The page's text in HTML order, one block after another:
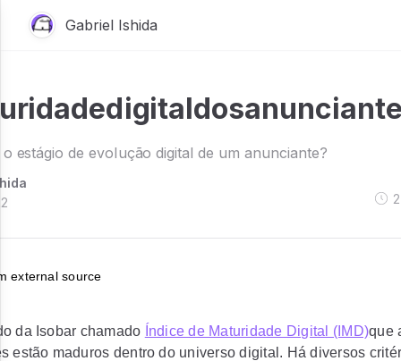
Gabriel Ishida
estágio de evolução digital de um anunciante?
2
da Isobar chamado Índice de Maturidade Digital (IMD)que
estão maduros dentro do universo digital. Há diversos